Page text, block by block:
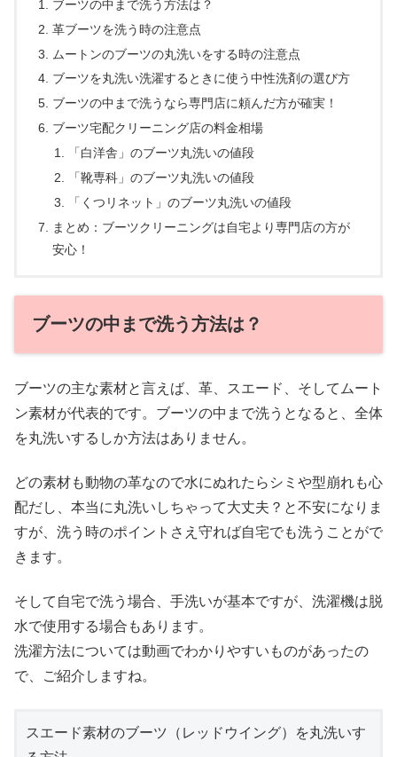
ブーツの中まで洗う方法は？
革ブーツを洗う時の注意点
ムートンのブーツの丸洗いをする時の注意点
ブーツを丸洗い洗濯するときに使う中性洗剤の選び方
ブーツの中まで洗うなら専門店に頼んだ方が確実！
ブーツ宅配クリーニング店の料金相場
「白洋舎」のブーツ丸洗いの値段
「靴専科」のブーツ丸洗いの値段
「くつリネット」のブーツ丸洗いの値段
まとめ：ブーツクリーニングは自宅より専門店の方が
安心！
ブーツの中まで洗う方法は？
ブーツの主な素材と言えば、革、スエード、そしてムート
ン素材が代表的です。ブーツの中まで洗うとなると、全体
を丸洗いするしか方法はありません。
どの素材も動物の革なので水にぬれたらシミや型崩れも心
配だし、本当に丸洗いしちゃって大丈夫？と不安になりま
すが、洗う時のポイントさえ守れば自宅でも洗うことがで
きます。
そして自宅で洗う場合、手洗いが基本ですが、洗濯機は脱
水で使用する場合もあります。
洗濯方法については動画でわかりやすいものがあったの
で、ご紹介しますね。
スエード素材のブーツ（レッドウイング）を丸洗いす